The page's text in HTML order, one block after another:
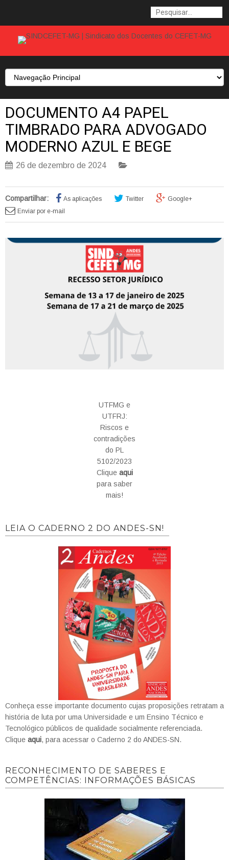
DOCUMENTO A4 PAPEL
TIMBRADO PARA ADVOGADO
MODERNO AZUL E BEGE
26 de dezembro de 2024
Compartilhar: As aplicações Twitter
Google+
Enviar por e-mail
UTFMG e
UTFRJ:
Riscos e
contradições
do PL
5102/2023
Clique aqui
para saber
mais!
LEIA O CADERNO 2 DO ANDES-SN!
Conheça esse importante documento cujas proposições retratam a
história de luta por uma Universidade e um Ensino Técnico e
Tecnológico públicos de qualidade socialmente referenciada.
Clique aqui, para acessar o Caderno 2 do ANDES-SN.
RECONHECIMENTO DE SABERES E
COMPETÊNCIAS: INFORMAÇÕES BÁSICAS